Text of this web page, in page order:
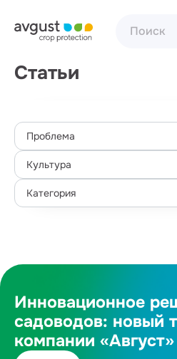
Статьи
Проблема
Культура
Категория
Инновационное
садоводов: новый
компании «Август»